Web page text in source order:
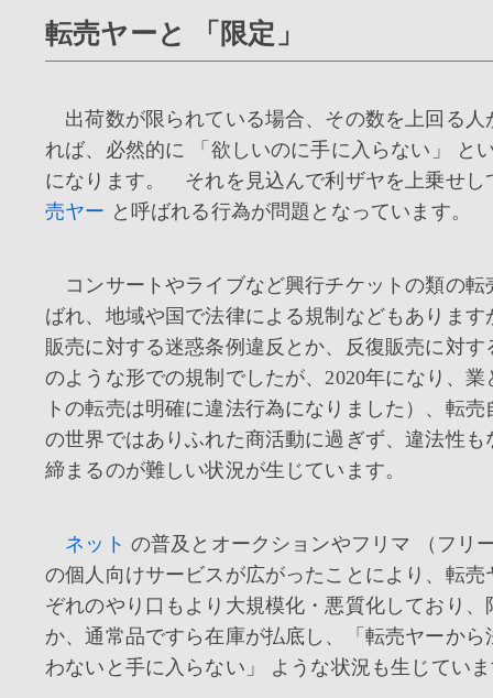
転売ヤーと 「限定」
出荷数が限られている場合、その数を上回る人
れば、必然的に 「欲しいのに手に入らない」 と
になります。 それを見込んで利ザヤを上乗せ
売ヤー と呼ばれる行為が問題となっています。
コンサートやライブなど興行チケットの類の転
ばれ、地域や国で法律による規制などもあります
販売に対する迷惑条例違反とか、反復販売に対す
のような形での規制でしたが、2020年になり、
トの転売は明確に違法行為になりました）、転
の世界ではありふれた商活動に過ぎず、違法性も
締まるのが難しい状況が生じています。
ネット の普及とオークションやフリマ （フリ
の個人向けサービスが広がったことにより、転売
ぞれのやり口もより大規模化・悪質化しており、
か、通常品ですら在庫が払底し、「転売ヤーから
わないと手に入らない」 ような状況も生じてい